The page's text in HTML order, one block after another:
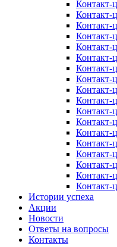
Контакт-
Контакт-
Контакт-
Контакт-
Контакт-
Контакт-
Контакт-
Контакт-
Контакт-
Контакт-
Контакт-
Контакт-
Контакт-
Контакт-
Контакт-
Контакт-
Контакт-
Контакт-
Истории успеха
Акции
Новости
Ответы на вопросы
Контакты